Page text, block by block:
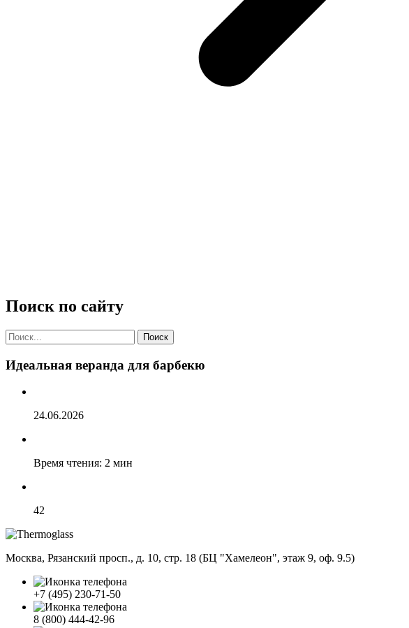
Поиск по сайту
Найти: Поиск
Идеальная веранда для барбекю
24.06.2026
Время чтения: 2 мин
42
Москва, Рязанский просп., д. 10, стр. 18 (БЦ "Хамелеон", этаж 9, оф. 9.5)
+7 (495) 230-71-50
8 (800) 444-42-96